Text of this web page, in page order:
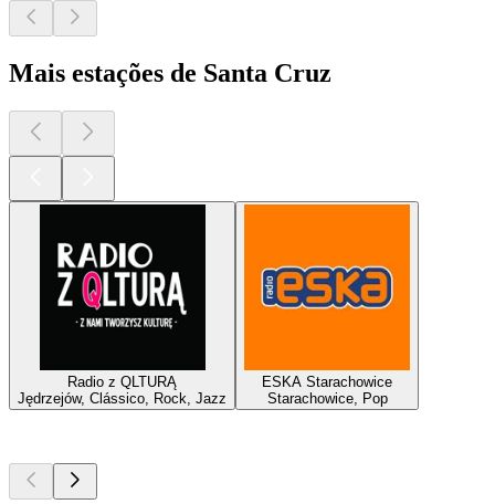
Mais estações de Santa Cruz
Radio z QLTURĄ
Jędrzejów, Clássico, Rock, Jazz
ESKA Starachowice
Starachowice, Pop